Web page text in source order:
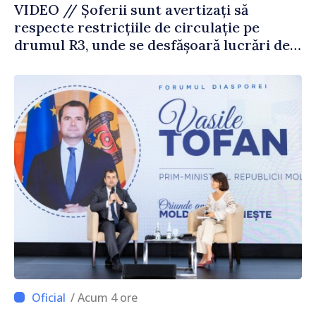
VIDEO // Șoferii sunt avertizați să
respecte restricțiile de circulație pe
drumul R3, unde se desfășoară lucrări de
/ Acum 4 ore